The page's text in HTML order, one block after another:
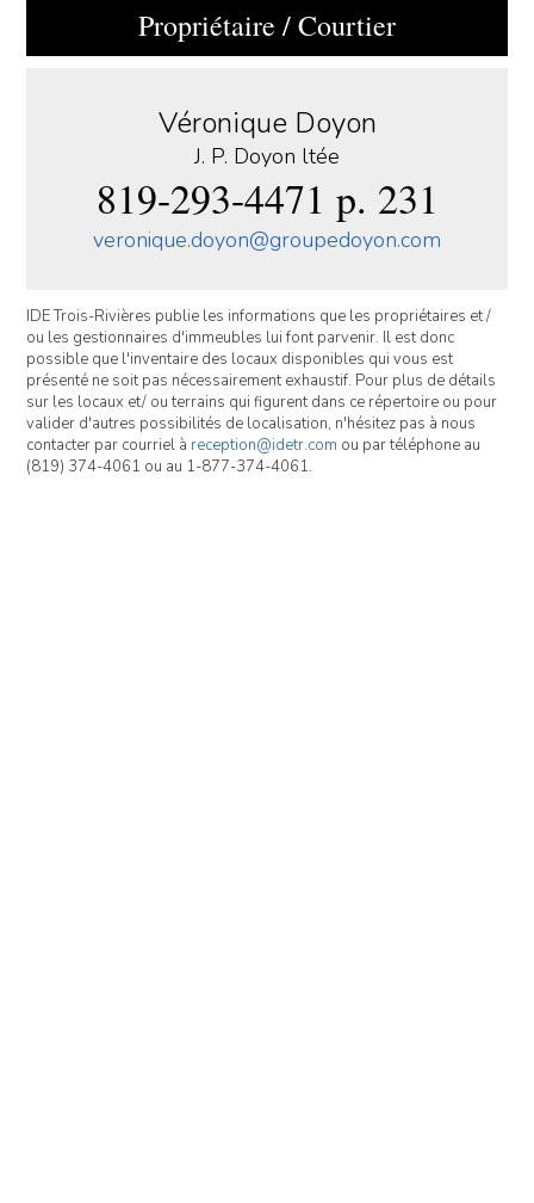
Propriétaire / Courtier
Véronique Doyon
J. P. Doyon ltée
819-293-4471 p. 231
veronique.doyon@groupedoyon.com
IDE Trois-Rivières publie les informations que les propriétaires et /
ou les gestionnaires d'immeubles lui font parvenir. Il est donc
possible que l'inventaire des locaux disponibles qui vous est
présenté ne soit pas nécessairement exhaustif. Pour plus de détails
sur les locaux et/ ou terrains qui figurent dans ce répertoire ou pour
valider d'autres possibilités de localisation, n'hésitez pas à nous
contacter par courriel à reception@idetr.com ou par téléphone au
(819) 374-4061 ou au 1-877-374-4061.